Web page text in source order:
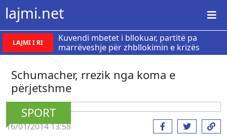
lajmi.net
LAJMI I RI
Kuvendi mbetet i bllokuar, partitë pa
marrëveshje për zhbllokimin e krizës
Schumacher, rrezik nga koma e
përjetshme
SPORT
16/01/2014 13:58